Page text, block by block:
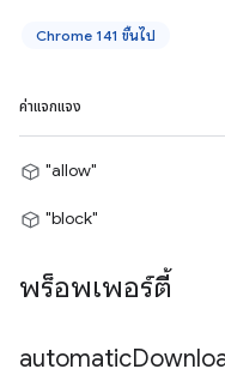
Chrome 141 ขึ้นไป
ค่าแจกแจง
"allow"
"block"
พร็อพเพอร์ตี้
automatic